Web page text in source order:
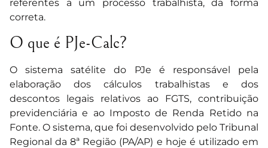
referentes a um processo trabalhista, da forma
correta.
O que é PJe-Calc?
O sistema satélite do PJe é responsável pela
elaboração dos cálculos trabalhistas e dos
descontos legais relativos ao FGTS, contribuição
previdenciária e ao Imposto de Renda Retido na
Fonte. O sistema, que foi desenvolvido pelo Tribunal
Regional da 8ª Região (PA/AP) e hoje é utilizado em